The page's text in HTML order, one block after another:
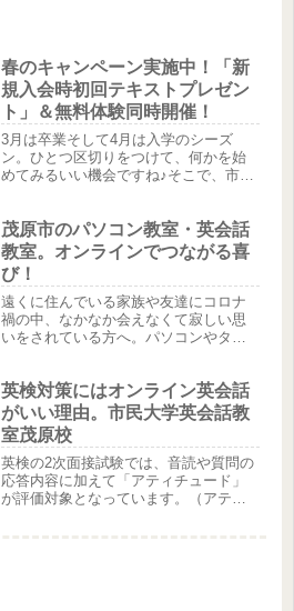
い合わせ...
春のキャンペーン実施中！「新
規入会時初回テキストプレゼン
ト」＆無料体験同時開催！
3月は卒業そして4月は入学のシーズ
ン。ひとつ区切りをつけて、何かを始
めてみるいい機会ですね♪そこで、市民
す！４月末日までに入会された方に限
り、初回テキストプレゼント（38...
茂原市のパソコン教室・英会話
教室。オンラインでつながる喜
び！
遠くに住んでいる家族や友達にコロナ
禍の中、なかなか会えなくて寂しい思
いをされている方へ。パソコンやタブ
いませんか？LINE ・ZOOM・メッセン
ジャーなど実は携帯電話（スマー...
英検対策にはオンライン英会話
がいい理由。市民大学英会話教
室茂原校
英検の2次面接試験では、音読や質問の
応答内容に加えて「アティチュード」
が評価対象となっています。（アティ